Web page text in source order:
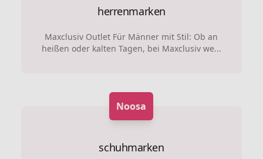
herrenmarken
Maxclusiv Outlet Für Männer mit Stil: Ob an
heißen oder kalten Tagen, bei Maxclusiv we...
Noosa
schuhmarken